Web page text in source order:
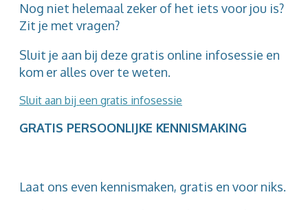
Nog niet helemaal zeker of het iets voor jou is?
Zit je met vragen?
Sluit je aan bij deze gratis online infosessie en
kom er alles over te weten.
Sluit aan bij een gratis infosessie
GRATIS PERSOONLIJKE KENNISMAKING
Laat ons even kennismaken, gratis en voor niks.